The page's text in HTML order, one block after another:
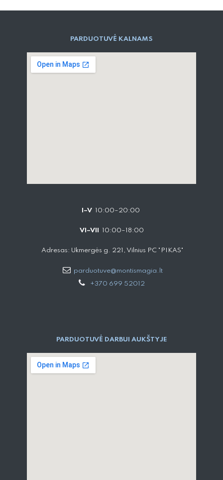
PARD​UOTUVĖ​ KALNAMS
I–V 10:00–20:00
VI–VII 10:00–18:00
Adresas: Ukmergės g. 221, Vilnius PC "PIKAS"
parduotuve@montismagia.lt
+370 699 52012
PARDUOTUVĖ DARBUI AUKŠTYJE